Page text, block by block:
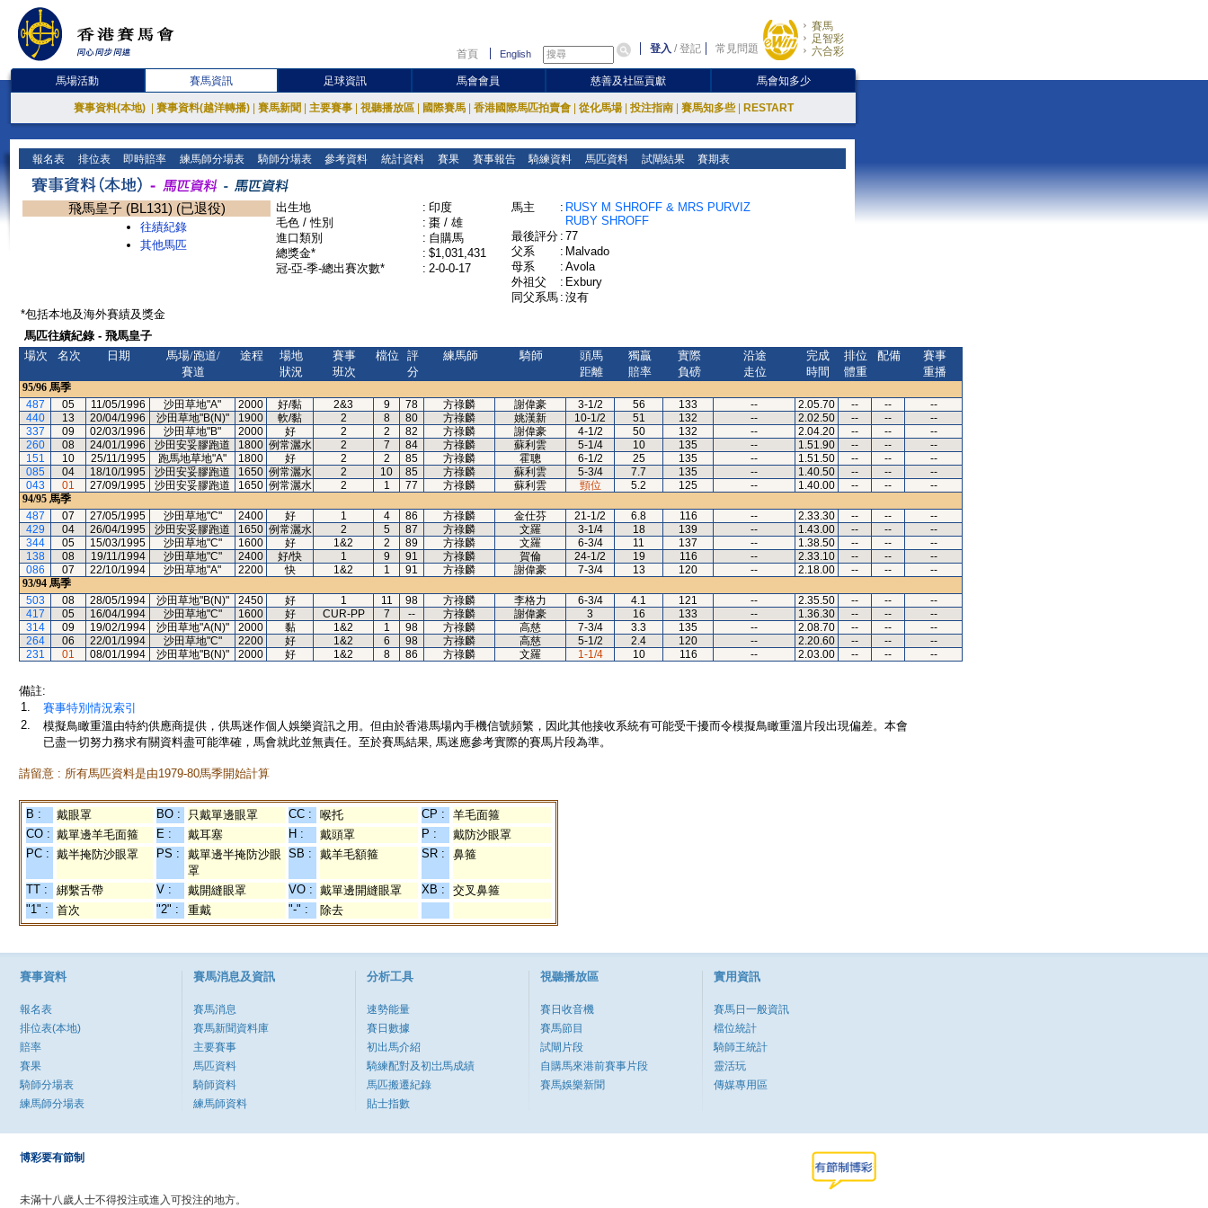
首頁 English 登入 /登記 常見問題
賽馬
足智彩
六合彩
馬場活動 賽馬資訊 足球資訊 馬會會員 慈善及社區貢獻 馬會知多少
賽事資料(本地) 賽事資料(越洋轉播) 賽馬新聞 主要賽事 視聽播放區 國際賽馬 香港國際馬匹拍賣會 從化馬場 投注指南 賽馬知多些 RESTART
報名表 排位表 即時賠率 練馬師分場表 騎師分場表 參考資料 統計資料 賽果 賽事報告 騎練資料 馬匹資料 試閘結果 賽期表
飛馬皇子 (BL131) (已退役)
往績紀錄
其他馬匹
出生地 : 印度
毛色 / 性別
: 棗 / 雄
進口類別
: 自購馬
總獎金*
: $1,031,431
冠-亞-季-總出賽次數*
: 2-0-0-17
馬主 : RUSY M SHROFF & MRS PURVIZ
RUBY SHROFF
最後評分 : 77
父系
: Malvado
母系
: Avola
外祖父
: Exbury
同父系馬 : 沒有
*包括本地及海外賽績及獎金
馬匹往績紀錄 - 飛馬皇子
場次
名次 日期
馬場/跑道/
賽道
途程
場地
狀況
賽事
班次
檔位
評
分
練馬師 騎師
頭馬
距離
獨贏
賠率
實際
負磅
沿途
走位
完成
時間
排位
體重
配備
賽事
重播
95/96 馬季
487
05 11/05/1996 沙田草地"A" 2000 好/黏 2&3 9 78 方祿麟 謝偉豪 3-1/2 56 133 -- 2.05.70 -- --
--
440
13 20/04/1996 沙田草地"B(N)" 1900 軟/黏 2 8 80 方祿麟 姚漢新 10-1/2 51 132 -- 2.02.50 -- --
--
337
09 02/03/1996 沙田草地"B" 2000 好 2 2 82 方祿麟 謝偉豪 4-1/2 50 132 -- 2.04.20 -- --
--
260
08 24/01/1996 沙田安妥膠跑道 1800 例常灑水 2 7 84 方祿麟 蘇利雲 5-1/4 10 135 -- 1.51.90 -- --
--
151
10 25/11/1995 跑馬地草地"A" 1800 好 2 2 85 方祿麟 霍聰 6-1/2 25 135 -- 1.51.50 -- --
--
085
04 18/10/1995 沙田安妥膠跑道 1650 例常灑水 2 10 85 方祿麟 蘇利雲 5-3/4 7.7 135 -- 1.40.50 -- --
--
043
01 27/09/1995 沙田安妥膠跑道 1650 例常灑水 2 1 77 方祿麟 蘇利雲 頸位 5.2 125 -- 1.40.00 -- --
--
94/95 馬季
487
07 27/05/1995 沙田草地"C" 2400 好 1 4 86 方祿麟 金仕芬 21-1/2 6.8 116 -- 2.33.30 -- --
--
429
04 26/04/1995 沙田安妥膠跑道 1650 例常灑水 2 5 87 方祿麟 文羅 3-1/4 18 139 -- 1.43.00 -- --
--
344
05 15/03/1995 沙田草地"C" 1600 好 1&2 2 89 方祿麟 文羅 6-3/4 11 137 -- 1.38.50 -- --
--
138
08 19/11/1994 沙田草地"C" 2400 好/快 1 9 91 方祿麟 賀倫 24-1/2 19 116 -- 2.33.10 -- --
--
086
07 22/10/1994 沙田草地"A" 2200 快 1&2 1 91 方祿麟 謝偉豪 7-3/4 13 120 -- 2.18.00 -- --
--
93/94 馬季
503
08 28/05/1994 沙田草地"B(N)" 2450 好 1 11 98 方祿麟 李格力 6-3/4 4.1 121 -- 2.35.50 -- --
--
417
05 16/04/1994 沙田草地"C" 1600 好 CUR-PP 7 -- 方祿麟 謝偉豪 3 16 133 -- 1.36.30 -- --
--
314
09 19/02/1994 沙田草地"A(N)" 2000 黏 1&2 1 98 方祿麟 高慈 7-3/4 3.3 135 -- 2.08.70 -- --
--
264
06 22/01/1994 沙田草地"C" 2200 好 1&2 6 98 方祿麟 高慈 5-1/2 2.4 120 -- 2.20.60 -- --
--
231
01 08/01/1994 沙田草地"B(N)" 2000 好 1&2 8 86 方祿麟 文羅 1-1/4 10 116 -- 2.03.00 -- -- --
備註:
1.
賽事特別情況索引
2.
模擬鳥瞰重溫由特約供應商提供，供馬迷作個人娛樂資訊之用。但由於香港馬場內手機信號頻繁，因此其他接收系統有可能受干擾而令模擬鳥瞰重溫片段出現偏差。本會
已盡一切努力務求有關資料盡可能準確，馬會就此並無責任。至於賽馬結果, 馬迷應參考實際的賽馬片段為準。
請留意 : 所有馬匹資料是由1979-80馬季開始計算
B : 戴眼罩 BO : 只戴單邊眼罩 CC : 喉托 CP :
羊毛面箍
CO : 戴單邊羊毛面箍 E : 戴耳塞 H : 戴頭罩 P :
戴防沙眼罩
PC : 戴半掩防沙眼罩 PS :
戴單邊半掩防沙眼
罩
SB : 戴羊毛額箍 SR : 鼻箍
TT : 綁繫舌帶 V : 戴開縫眼罩 VO : 戴單邊開縫眼罩 XB :
交叉鼻箍
"1" :
首次 "2" : 重戴 "-" : 除去
賽事資料
報名表
排位表(本地)
賠率
賽果
騎師分場表
練馬師分場表
賽馬消息及資訊
賽馬消息
賽馬新聞資料庫
主要賽事
馬匹資料
騎師資料
練馬師資料
分析工具
速勢能量
賽日數據
初出馬介紹
騎練配對及初岀馬成績
馬匹搬遷紀錄
貼士指數
視聽播放區
賽日收音機
賽馬節目
試閘片段
自購馬來港前賽事片段
賽馬娛樂新聞
實用資訊
賽馬日一般資訊
檔位統計
騎師王統計
靈活玩
傳媒專用區
博彩要有節制
未滿十八歲人士不得投注或進入可投注的地方。